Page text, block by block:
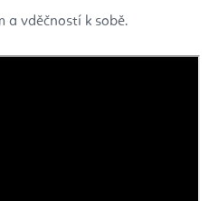
a vděčností k sobě.